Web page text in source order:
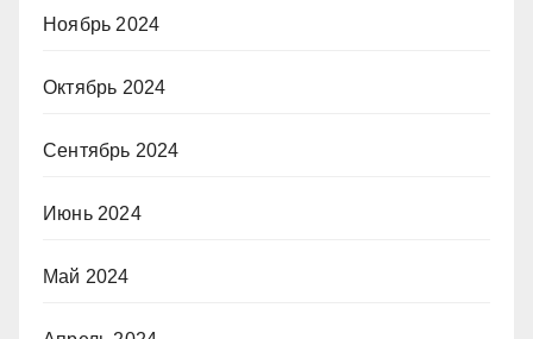
Ноябрь 2024
Октябрь 2024
Сентябрь 2024
Июнь 2024
Май 2024